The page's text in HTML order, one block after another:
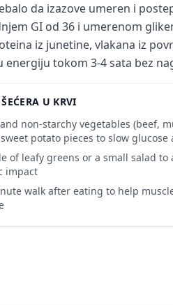
da izazove umeren i
GI od 36 i umerenom
iz junetine, vlakana iz
energiju tokom 3-4 sata bez
U KRVI
non-starchy vegetables (beef,
potato pieces to slow glucose
of leafy greens or a small salad
impact
walk after eating to help